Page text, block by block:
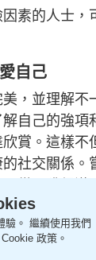
素的人士，
自己
，並理解不
自己的強項
賞。這樣不
社交關係。
愛。
活節奏
驗。 繼續使用我們
政策。